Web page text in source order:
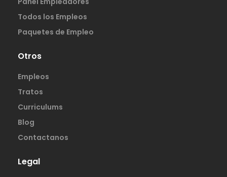
Todos los Empleos
Paquetes de Empleo
Otros
Empleos
Tratos
Curriculums
Blog
Contactanos
Legal